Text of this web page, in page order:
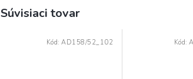
Súvisiaci tovar
Kód: AD158/52_102 Kód: